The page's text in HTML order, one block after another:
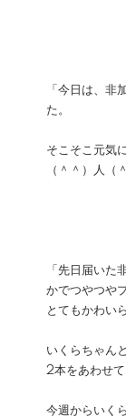
「今日は、非
た。
そこそこ元気
（＾＾）人（
「先日届いた
かでつやつや
とてもかわい
いくらちゃん
2本をあわせて
今週からいく